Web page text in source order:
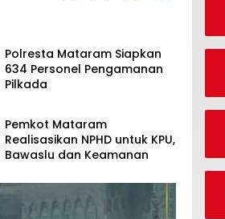
Polresta Mataram Siapkan
634 Personel Pengamanan
Pilkada
Pemkot Mataram
Realisasikan NPHD untuk KPU,
Bawaslu dan Keamanan